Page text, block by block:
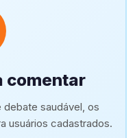
comentar
debate saudável, os
usuários cadastrados.